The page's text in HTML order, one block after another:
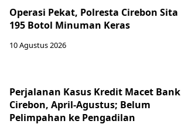
Operasi Pekat, Polresta Cirebon Sita
195 Botol Minuman Keras
10 Agustus 2026
Perjalanan Kasus Kredit Macet Bank
Cirebon, April-Agustus; Belum
Pelimpahan ke Pengadilan